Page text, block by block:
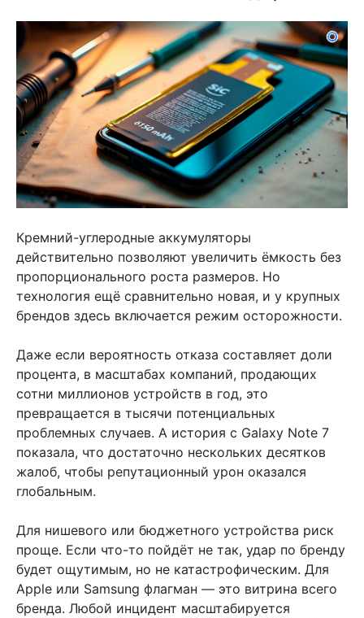
Кремний-углеродные аккумуляторы
действительно позволяют увеличить ёмкость без
пропорционального роста размеров. Но
технология ещё сравнительно новая, и у крупных
брендов здесь включается режим осторожности.
Даже если вероятность отказа составляет доли
процента, в масштабах компаний, продающих
сотни миллионов устройств в год, это
превращается в тысячи потенциальных
проблемных случаев. А история с Galaxy Note 7
показала, что достаточно нескольких десятков
жалоб, чтобы репутационный урон оказался
глобальным.
Для нишевого или бюджетного устройства риск
проще. Если что-то пойдёт не так, удар по бренду
будет ощутимым, но не катастрофическим. Для
Apple или Samsung флагман — это витрина всего
бренда. Любой инцидент масштабируется